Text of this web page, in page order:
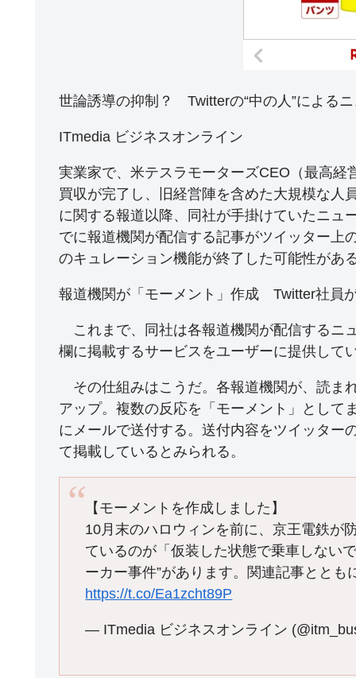
世論誘導の抑制？ Twitterの“中の人”による
ITmedia ビジネスオンライン
実業家で、米テスラモーターズCEO（最高
買収が完了し、旧経営陣を含めた大規模な人
に関する報道以降、同社が手掛けていたニュ
でに報道機関が配信する記事がツイッター上
のキュレーション機能が終了した可能性があ
報道機関が「モーメント」作成 Twitter社員
これまで、同社は各報道機関が配信するニ
欄に掲載するサービスをユーザーに提供して
その仕組みはこうだ。各報道機関が、読ま
アップ。複数の反応を「モーメント」として
にメールで送付する。送付内容をツイッター
て掲載しているとみられる。
【モーメントを作成しました】
10月末のハロウィンを前に、京王電鉄が
ているのが「仮装した状態で乗車しない
ーカー事件”があります。関連記事とと
https://t.co/Ea1zcht89P
— ITmedia ビジネスオンライン